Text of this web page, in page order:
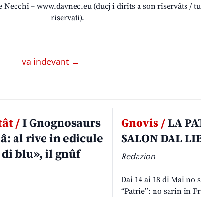
Necchi – www.davnec.eu (ducj i dirits a son riservâts /
riservati).
va indevant →
/I Gnognosaurs
al rive in edicule
blu», il gnûf
Gnovis /LA
SALON DAL
Redazion
Dai 14 ai 18 di Mai no
“Patrie”: no sarin in